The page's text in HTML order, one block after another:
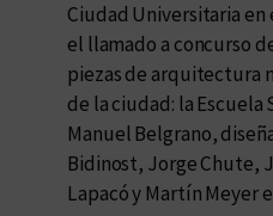
Ciudad Universitaria
el llamado a concurso
piezas de arquitectura
de la ciudad: la
Manuel Belgrano,
Bidinost, Jorge Chute,
Lapacó y Martín Meyer